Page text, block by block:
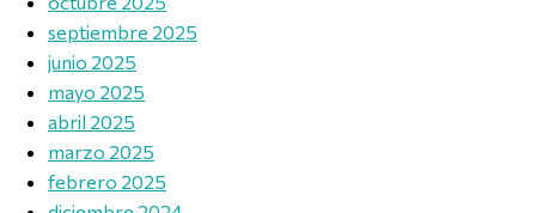
septiembre 2025
junio 2025
mayo 2025
abril 2025
marzo 2025
febrero 2025